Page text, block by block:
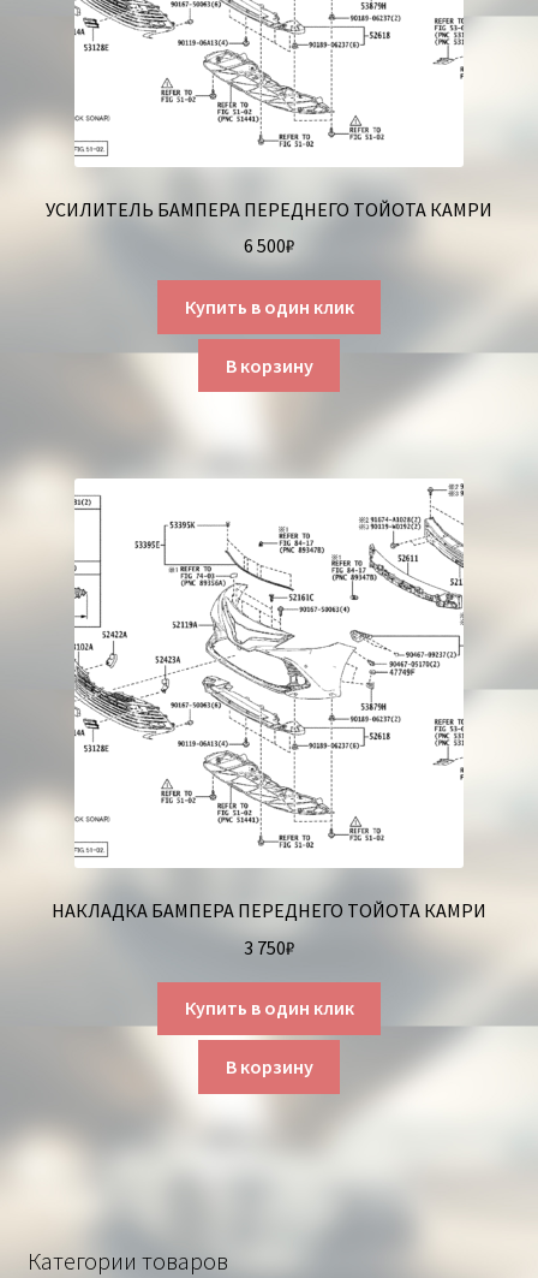
УСИЛИТЕЛЬ БАМПЕРА ПЕРЕДНЕГО ТОЙОТА КАМРИ
6 500₽
Купить в один клик
В корзину
НАКЛАДКА БАМПЕРА ПЕРЕДНЕГО ТОЙОТА КАМРИ
3 750₽
Купить в один клик
В корзину
Категории товаров